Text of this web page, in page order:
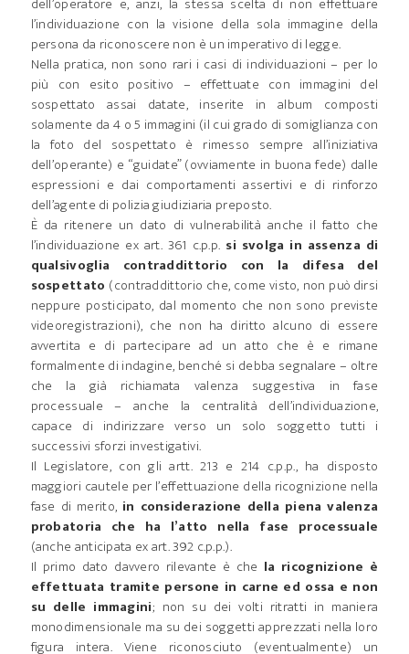
l’individuazione con la visione della sola immagine della
persona da riconoscere non è un imperativo di legge.
Nella pratica, non sono rari i casi di individuazioni – per lo
più con esito positivo – effettuate con immagini del
sospettato assai datate, inserite in album composti
solamente da 4 o 5 immagini (il cui grado di somiglianza con
la foto del sospettato è rimesso sempre all’iniziativa
dell’operante) e “guidate” (ovviamente in buona fede) dalle
espressioni e dai comportamenti assertivi e di rinforzo
dell’agente di polizia giudiziaria preposto.
È da ritenere un dato di vulnerabilità anche il fatto che
l’individuazione ex art. 361 c.p.p. si svolga in assenza di
qualsivoglia contraddittorio con la difesa del
sospettato (contraddittorio che, come visto, non può dirsi
neppure posticipato, dal momento che non sono previste
videoregistrazioni), che non ha diritto alcuno di essere
avvertita e di partecipare ad un atto che è e rimane
formalmente di indagine, benché si debba segnalare – oltre
che la già richiamata valenza suggestiva in fase
processuale – anche la centralità dell’individuazione,
capace di indirizzare verso un solo soggetto tutti i
successivi sforzi investigativi.
Il Legislatore, con gli artt. 213 e 214 c.p.p., ha disposto
maggiori cautele per l’effettuazione della ricognizione nella
fase di merito, in considerazione della piena valenza
probatoria che ha l’atto nella fase processuale
(anche anticipata ex art. 392 c.p.p.).
Il primo dato davvero rilevante è che la ricognizione è
effettuata tramite persone in carne ed ossa e non
su delle immagini; non su dei volti ritratti in maniera
monodimensionale ma su dei soggetti apprezzati nella loro
figura intera. Viene riconosciuto (eventualmente) un